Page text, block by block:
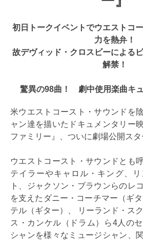
初日トークイベントでウエストコ
力を熱弁！
故デヴィッド・クロスビーによる
解禁！
驚異の98曲！ 劇中使用楽曲キュ
米ウエストコースト・サウンドを
ャン達を描いたドキュメンタリー
ファミリー』、ついに劇場公開スタ
ウエストコースト・サウンドとも
テイラーやキャロル・キング、
ト、ジャクソン・ブラウンらのレ
を支えたダニー・コーチマー（ギ
テル（ギター）、 リーランド・ス
ス・カンケル（ドラム）ら4人の
シャンを様々なミュージシャン、